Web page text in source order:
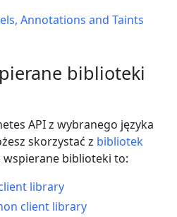
Annotations and Taints
biblioteki
API z wybranego języka
skorzystać z bibliotek
wspierane biblioteki to:
library
client library